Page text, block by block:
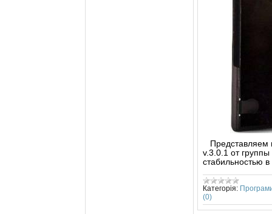
Представляем
v.3.0.1 от
стабильностью в
Категорія:
(0)